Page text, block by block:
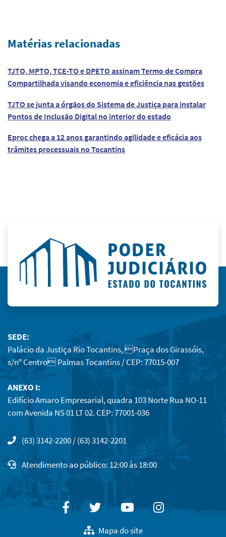
Matérias relacionadas
TJTO, MPTO, TCE-TO e DPETO assinam Termo de Compra
Compartilhada visando economia e eficiência nas gestões
TJTO se junta a órgãos do Sistema de Justiça para instalar
Pontos de Inclusão Digital no interior do estado
Eproc chega a 12 anos garantindo agilidade e eficácia aos
trâmites processuais no Tocantins
SEDE:
Palácio da Justiça Rio Tocantins, Praça dos Girassóis,
s/nº Centro Palmas Tocantins / CEP: 77015-007
ANEXO I:
Edifício Amaro Empresarial, quadra 103 Norte Rua NO-11
com Avenida NS 01 LT 02. CEP: 77001-036
(63) 3142-2200 / (63) 3142-2201
Atendimento ao público: 12:00 às 18:00
FacebookTwitterYoutubeInstagram
Mapa do site